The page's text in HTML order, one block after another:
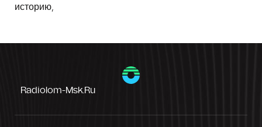
историю,
Radiolom-Msk.ru